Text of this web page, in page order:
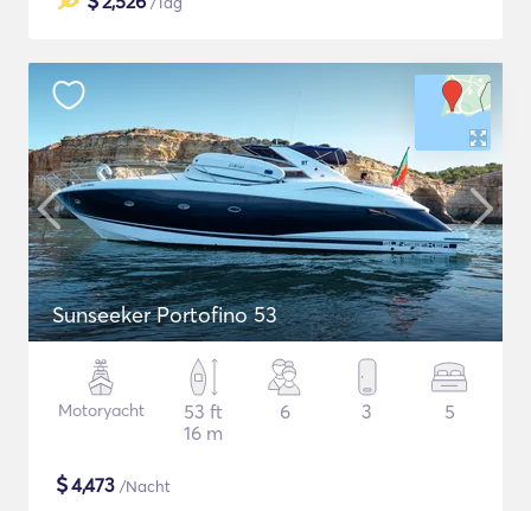
Sunseeker Portofino 53
Motoryacht
53 ft
16 m
6 3 5
$4,473 /Nacht